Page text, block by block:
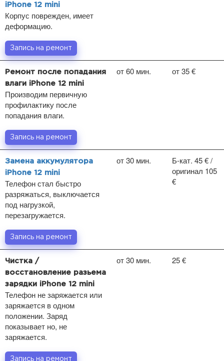
iPhone 12 mini
Корпус поврежден, имеет
деформацию.
Запись на ремонт
Ремонт после попадания
влаги iPhone 12 mini
Производим первичную
профилактику после
попадания влаги.
от 60 мин. от 35 €
Запись на ремонт
Замена аккумулятора
iPhone 12 mini
Телефон стал быстро
разряжаться, выключается
под нагрузкой,
перезагружается.
от 30 мин.
Б-кат. 45 € /
оригинал 105
€
Запись на ремонт
Чистка /
восстановление разьема
зарядки iPhone 12 mini
Телефон не заряжается или
заряжается в одном
положении. Заряд
показывает но, не
заряжается.
от 30 мин. 25 €
Запись на ремонт